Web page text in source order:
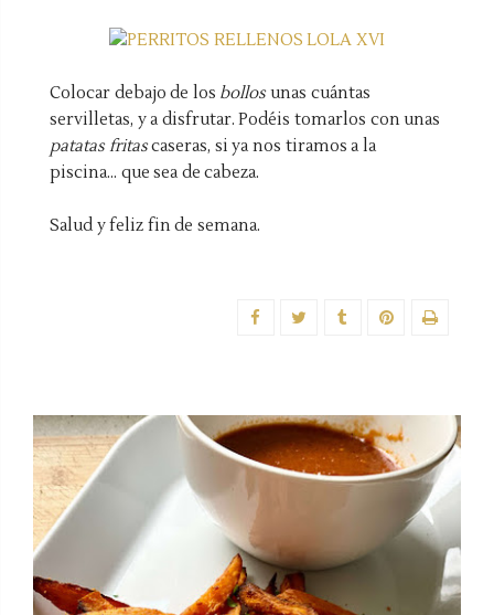
Colocar debajo de los bollosunas cuántas
servilletas, y a disfrutar. Podéis tomarlos con unas
patatas fritascaseras, si ya nos tiramos a la
piscina... que sea de cabeza.
Salud y feliz fin de semana.